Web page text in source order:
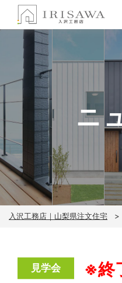
ニ
入沢工務店｜山梨県注文住宅
※終